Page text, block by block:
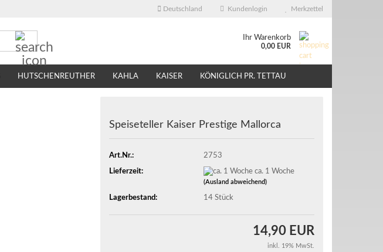
Deutschland Kundenlogin Merkzettel
Ihr Warenkorb
0,00 EUR
HUTSCHENREUTHER KAHLA KAISER KÖNIGLICH PR. TETTAU
Speiseteller Kaiser Prestige Mallorca
Art.Nr.: 2753
Lieferzeit: ca. 1 Woche
(Ausland abweichend)
Lagerbestand: 14 Stück
14,90 EUR
inkl. 19% MwSt.